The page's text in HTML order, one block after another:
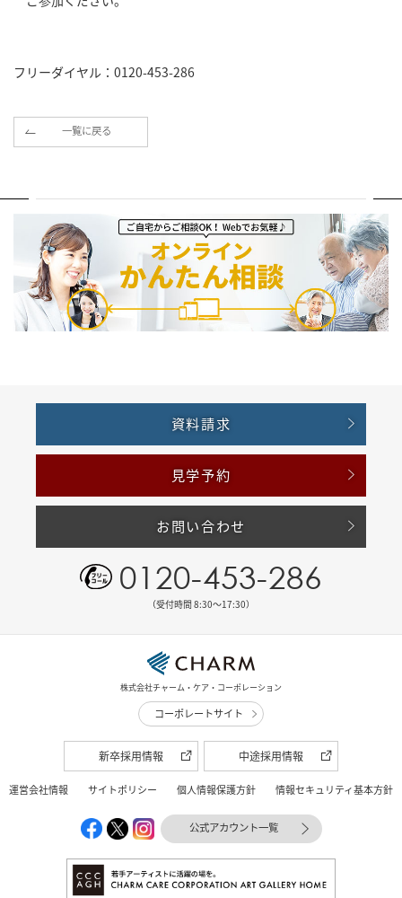
フリーダイヤル：0120-453-286
一覧に戻る
資料請求
見学予約
お問い合わせ
0120-453-286
（受付時間 8:30〜17:30）
株式会社チャーム・ケア・コーポレーション
コーポレートサイト
新卒採用情報 中途採用情報
運営会社情報 サイトポリシー 個人情報保護方針 情報セキュリティ基本方針
公式アカウント一覧